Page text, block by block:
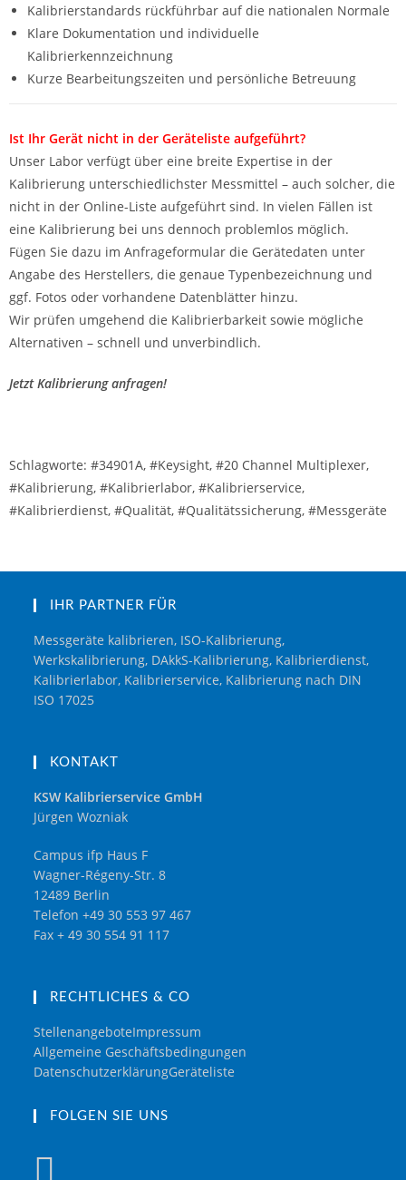
Kalibrierstandards rückführbar auf die nationalen Normale
Klare Dokumentation und individuelle
Kalibrierkennzeichnung
Kurze Bearbeitungszeiten und persönliche Betreuung
Ist Ihr Gerät nicht in der Geräteliste aufgeführt?
Unser Labor verfügt über eine breite Expertise in der
Kalibrierung unterschiedlichster Messmittel – auch solcher, die
nicht in der Online-Liste aufgeführt sind. In vielen Fällen ist
eine Kalibrierung bei uns dennoch problemlos möglich.
Fügen Sie dazu im Anfrageformular die Gerätedaten unter
Angabe des Herstellers, die genaue Typenbezeichnung und
ggf. Fotos oder vorhandene Datenblätter hinzu.
Wir prüfen umgehend die Kalibrierbarkeit sowie mögliche
Alternativen – schnell und unverbindlich.
Jetzt Kalibrierung anfragen!
Schlagworte: #34901A, #Keysight, #20 Channel Multiplexer,
#Kalibrierung, #Kalibrierlabor, #Kalibrierservice,
#Kalibrierdienst, #Qualität, #Qualitätssicherung, #Messgeräte
IHR PARTNER FÜR
Messgeräte kalibrieren, ISO-Kalibrierung,
Werkskalibrierung, DAkkS-Kalibrierung, Kalibrierdienst,
Kalibrierlabor, Kalibrierservice, Kalibrierung nach DIN
ISO 17025
KONTAKT
KSW Kalibrierservice GmbH
Jürgen Wozniak
Campus ifp Haus F
Wagner-Régeny-Str. 8
12489 Berlin
Telefon +49 30 553 97 467
Fax + 49 30 554 91 117
RECHTLICHES & CO
StellenangeboteImpressum
Allgemeine Geschäftsbedingungen
DatenschutzerklärungGeräteliste
FOLGEN SIE UNS